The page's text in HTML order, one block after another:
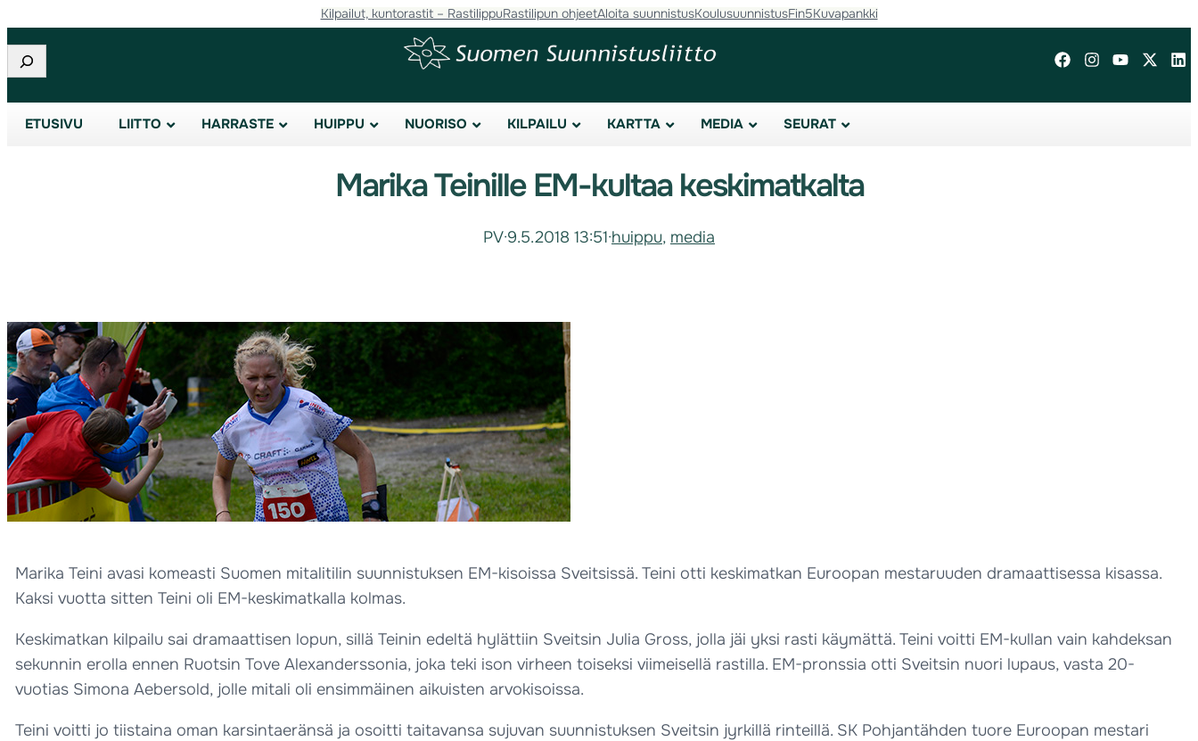
Kilpailut, kuntorastit – RastilippuRastilipun ohjeetAloita suunnistusKoulusuunnistusFin5Kuvapankki
Etsi
ETUSIVU LIITTO HARRASTE HUIPPU NUORISO KILPAILU KARTTA MEDIA SEURAT
Marika Teinille EM-kultaa keskimatkalta
PV·9.5.2018 13:51·huippu, media
Marika Teini avasi komeasti Suomen mitalitilin suunnistuksen EM-kisoissa Sveitsissä. Teini otti keskimatkan Euroopan mestaruuden dramaattisessa kisassa.
Kaksi vuotta sitten Teini oli EM-keskimatkalla kolmas.
Keskimatkan kilpailu sai dramaattisen lopun, sillä Teinin edeltä hylättiin Sveitsin Julia Gross, jolla jäi yksi rasti käymättä. Teini voitti EM-kullan vain kahdeksan
sekunnin erolla ennen Ruotsin Tove Alexanderssonia, joka teki ison virheen toiseksi viimeisellä rastilla. EM-pronssia otti Sveitsin nuori lupaus, vasta 20-
vuotias Simona Aebersold, jolle mitali oli ensimmäinen aikuisten arvokisoissa.
Teini voitti jo tiistaina oman karsintaeränsä ja osoitti taitavansa sujuvan suunnistuksen Sveitsin jyrkillä rinteillä. SK Pohjantähden tuore Euroopan mestari